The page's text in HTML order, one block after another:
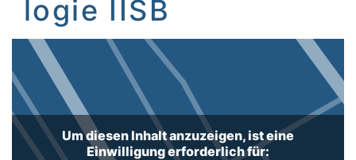
logie IISB
Inhalt
Um diesen Inhalt anzuzeigen, ist eine
Einwilligung erforderlich für: